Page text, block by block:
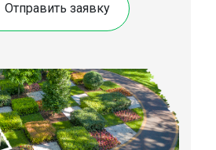
Отправить заявку